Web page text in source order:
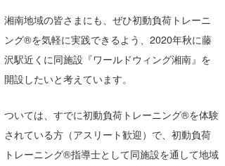
湘南地域の皆さまにも、ぜひ初動負荷トレーニ
ング®を気軽に実践できるよう、2020年秋に藤
沢駅近くに同施設『ワールドウィング湘南』を
開設したいと考えています。
ついては、すでに初動負荷トレーニング®を体験
されている方（アスリート歓迎）で、初動負荷
トレーニング®指導士として同施設を通して地域
KOBU
KY
MIN
OYZ